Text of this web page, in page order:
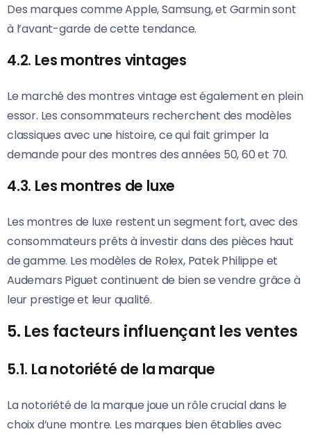
Des marques comme Apple, Samsung, et Garmin sont
à l’avant-garde de cette tendance.
4.2. Les montres vintages
Le marché des montres vintage est également en plein
essor. Les consommateurs recherchent des modèles
classiques avec une histoire, ce qui fait grimper la
demande pour des montres des années 50, 60 et 70.
4.3. Les montres de luxe
Les montres de luxe restent un segment fort, avec des
consommateurs prêts à investir dans des pièces haut
de gamme. Les modèles de Rolex, Patek Philippe et
Audemars Piguet continuent de bien se vendre grâce à
leur prestige et leur qualité.
5. Les facteurs influençant les ventes
5.1. La notoriété de la marque
La notoriété de la marque joue un rôle crucial dans le
choix d’une montre. Les marques bien établies avec